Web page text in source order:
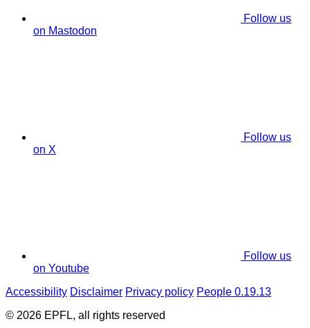
Follow us
on Mastodon
Follow us
on X
Follow us
on Youtube
Accessibility Disclaimer Privacy policy People 0.19.13
© 2026 EPFL, all rights reserved